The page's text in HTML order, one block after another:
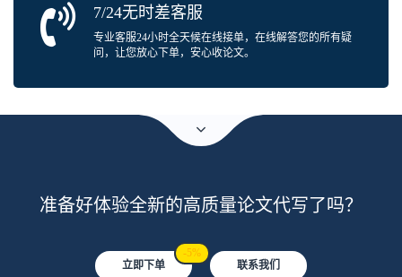
7/24无时差客服
专业客服24小时全天候在线接单，在线解答您的所有疑
问，让您放心下单，安心收论文。
准备好体验全新的高质量论文代写了吗？
立即下单
-5%
联系我们